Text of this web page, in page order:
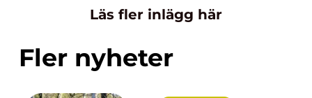
Läs fler inlägg här
Fler nyheter